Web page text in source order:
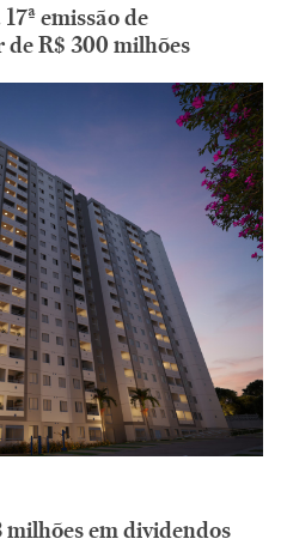
emissão de
R$ 300 milhões
em dividendos